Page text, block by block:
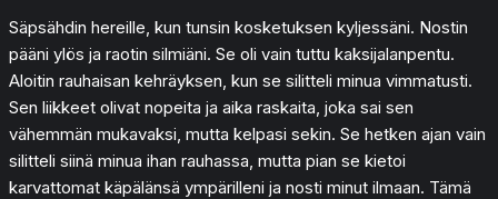
Säpsähdin hereille, kun tunsin kosketuksen kyljessäni. Nostin
pääni ylös ja raotin silmiäni. Se oli vain tuttu kaksijalanpentu.
Aloitin rauhaisan kehräyksen, kun se silitteli minua vimmatusti.
Sen liikkeet olivat nopeita ja aika raskaita, joka sai sen
vähemmän mukavaksi, mutta kelpasi sekin. Se hetken ajan vain
silitteli siinä minua ihan rauhassa, mutta pian se kietoi
karvattomat käpälänsä ympärilleni ja nosti minut ilmaan. Tämä